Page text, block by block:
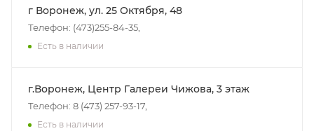
г Воронеж, ул. 25 Октября, 48
Телефон: (473)255-84-35,
Есть в наличии
г.Воронеж, Центр Галереи Чижова, 3 этаж
Телефон: 8 (473) 257-93-17,
Есть в наличии